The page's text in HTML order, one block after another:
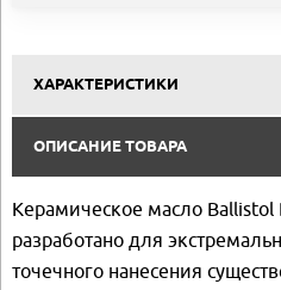
ХАРАКТЕРИСТИКИ
ОПИСАНИЕ ТОВАРА
Керамическое масло
разработано для
точечного нанесения